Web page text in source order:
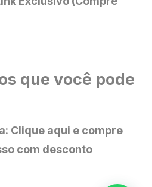
que você pode
Clique aqui e compre
com desconto